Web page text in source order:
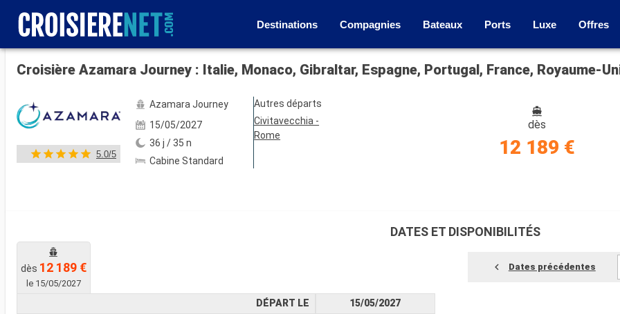
Destinations Compagnies Bateaux Ports Luxe Offres
Voir les 30 autres photos
Croisière Azamara Journey : Italie, Monaco, Gibraltar, Espagne, Portugal, France, Royaume-
5.0/5
Azamara Journey
15/05/2027
36 j / 35 n
Cabine Standard
Autres départs
Civitavecchia -
Rome
dès
12 189 €
DATES ET DISPONIBILITÉS
dès 12 189 €
le 15/05/2027
Dates précédentes
DÉPART LE
15/05/2027